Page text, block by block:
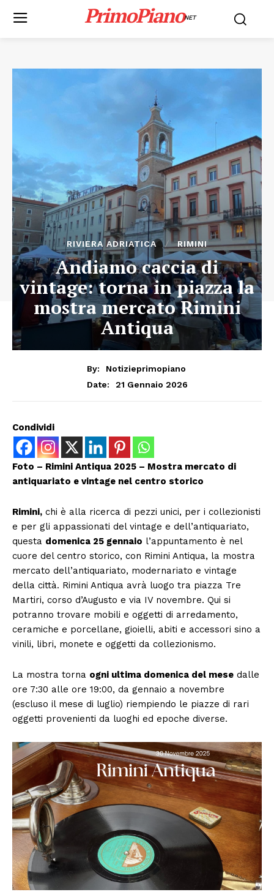
PrimoPianoNET
RIVIERA ADRIATICA RIMINI
Andiamo caccia di
vintage: torna in piazza la
mostra mercato Rimini
Antiqua
By:
Notizieprimopiano
Date:
21 Gennaio 2026
Condividi
Foto – Rimini Antiqua 2025 – Mostra mercato di
antiquariato e vintage nel centro storico
Rimini, chi è alla ricerca di pezzi unici, per i collezionisti
e per gli appassionati del vintage e dell’antiquariato,
questa domenica 25 gennaio l’appuntamento è nel
cuore del centro storico, con Rimini Antiqua, la mostra
mercato dell’antiquariato, modernariato e vintage
della città. Rimini Antiqua avrà luogo tra piazza Tre
Martiri, corso d’Augusto e via IV novembre. Qui si
potranno trovare mobili e oggetti di arredamento,
ceramiche e porcellane, gioielli, abiti e accessori sino a
vinili, libri, monete e oggetti da collezionismo.
La mostra torna ogni ultima domenica del mese dalle
ore 7:30 alle ore 19:00, da gennaio a novembre
(escluso il mese di luglio) riempiendo le piazze di rari
oggetti provenienti da luoghi ed epoche diverse.